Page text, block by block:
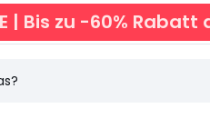
| Bis zu -60%